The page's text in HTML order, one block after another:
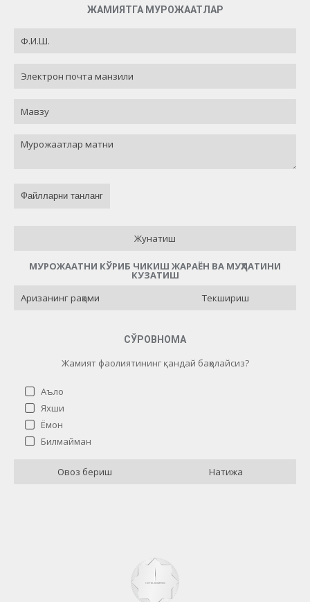
ЖАМИЯТГА МУРОЖААТЛАР
Файлларни танланг
Жунатиш
МУРОЖААТНИ КЎРИБ ЧИКИШ ЖАРАЁН ВА МУҲЛАТИНИ
КУЗАТИШ
Текшириш
СЎРОВНОМА
Жамият фаолиятининг қандай баҳолайсиз?
Аъло
Яхши
Ёмон
Билмайман
Натижа
Овоз бериш
Жамият фаолиятининг қандай баҳолайсиз?